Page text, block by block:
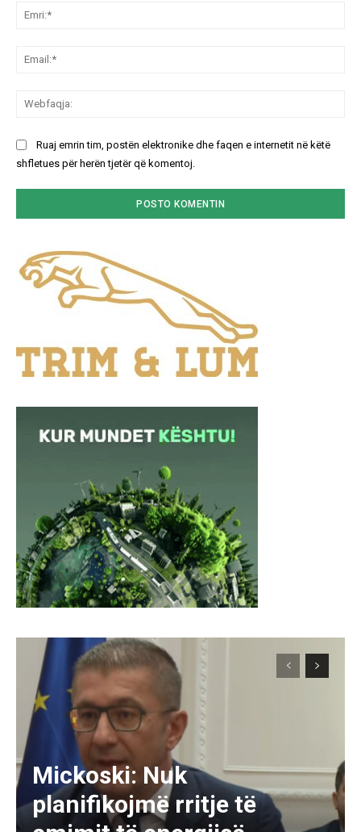
Ruaj emrin tim, postën elektronike dhe faqen e internetit në këtë
shfletues për herën tjetër që komentoj.
Mickoski: Nuk
planifikojmë rritje të